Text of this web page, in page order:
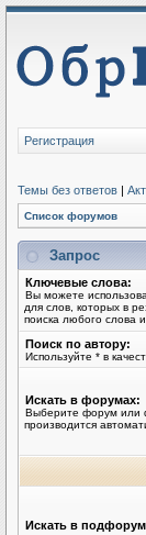
Регистрация
Темы без ответов |
Список форумов
Запрос
Ключевые слова:
Вы можете
для слов, которых в
поиска любого слова
Поиск по автору:
Используйте * в
Искать в форумах:
Выберите форум или
производится
Искать в